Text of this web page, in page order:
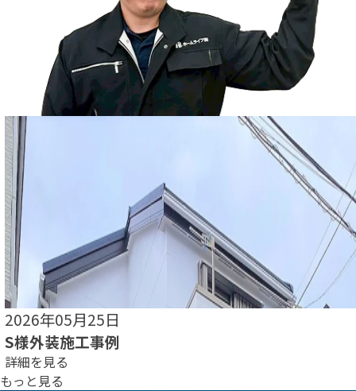
2026年05月22日
O様外装施工事例
詳細を見る
もっと見る